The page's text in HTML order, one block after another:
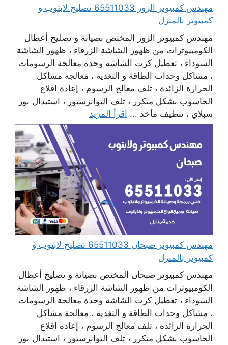
مهندس كمبيوتر الزور 65511033 تصليح لابتوب و
كمبيوتر بالمنزل
مهندس كمبيوتر الزور المختص بصيانة و تصليح أعطال
الكومبيوترات من ظهور الشاشة الزرقاء ، ظهور الشاشة
السوداء ، تعطيل كرت الشاشة وحدة معالجة الرسومات
، مشاكل وحدات الطاقة و التغذية ، معالجة مشاكل
الحرارة الزائدة ، تلف معالج الرسوم ، إعادة اقلاع
الحاسوب بشكل متكرر ، تلف التوانزستور ، استبدال بور
سبلاي ، تنظيف مآخذ ... اقرأ المزيد
مهندس كمبيوتر صبحان 65511033 تصليح لابتوب و
كمبيوتر بالمنزل
مهندس كمبيوتر صبحان المختص بصيانة و تصليح أعطال
الكومبيوترات من ظهور الشاشة الزرقاء ، ظهور الشاشة
السوداء ، تعطيل كرت الشاشة وحدة معالجة الرسومات
، مشاكل وحدات الطاقة و التغذية ، معالجة مشاكل
الحرارة الزائدة ، تلف معالج الرسوم ، إعادة اقلاع
الحاسوب بشكل متكرر ، تلف التوانزستور ، استبدال بور